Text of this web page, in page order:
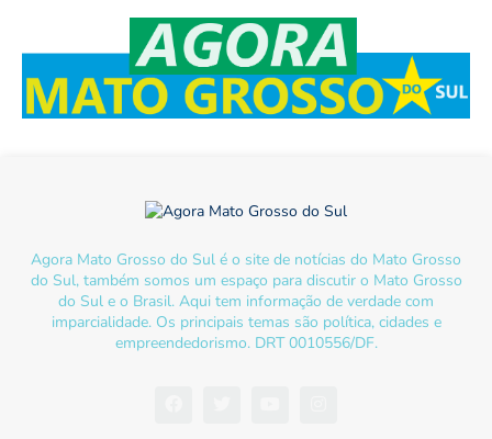
Agora Mato Grosso do Sul é o site de notícias do Mato Grosso
do Sul, também somos um espaço para discutir o Mato Grosso
do Sul e o Brasil. Aqui tem informação de verdade com
imparcialidade. Os principais temas são política, cidades e
empreendedorismo. DRT 0010556/DF.